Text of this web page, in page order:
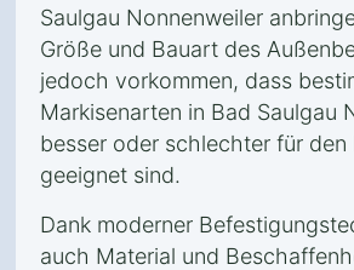
Saulgau Nonnenweiler
Größe und Bauart des
jedoch vorkommen, dass
Markisenarten in Bad Saulgau
besser oder schlechter für
geeignet sind.
Dank moderner
auch Material und